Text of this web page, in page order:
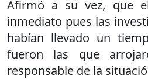
Afirmó a su vez, que
inmediato pues las
habían llevado un
fueron las que
responsable de la